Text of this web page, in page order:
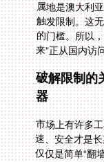
来”正从国内访
破解限制的
器
市场上有许多
速、安全才是
仅仅是简单“翻